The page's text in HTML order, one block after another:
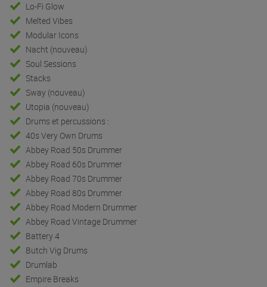
Lo-Fi Glow
Melted Vibes
Modular Icons
Nacht (nouveau)
Soul Sessions
Stacks
Sway (nouveau)
Utopia (nouveau)
Drums et percussions :
40s Very Own Drums
Abbey Road 50s Drummer
Abbey Road 60s Drummer
Abbey Road 70s Drummer
Abbey Road 80s Drummer
Abbey Road Modern Drummer
Abbey Road Vintage Drummer
Battery 4
Butch Vig Drums
Drumlab
Empire Breaks